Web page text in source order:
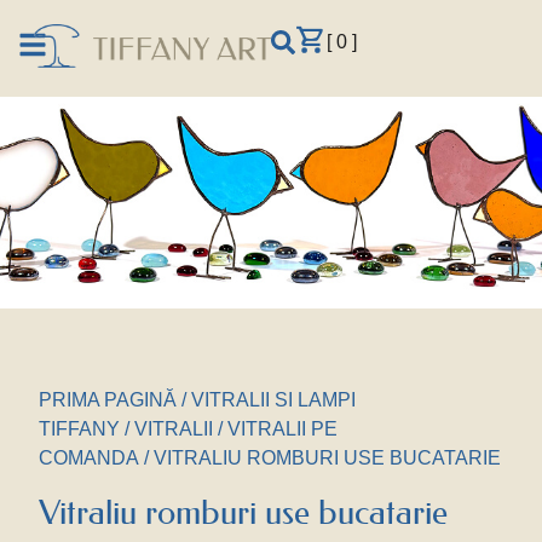
[ 0 ]
PRIMA PAGINĂ /VITRALII SI LAMPI
TIFFANY /VITRALII /VITRALII PE
COMANDA / VITRALIU ROMBURI USE BUCATARIE
Vitraliu romburi use bucatarie